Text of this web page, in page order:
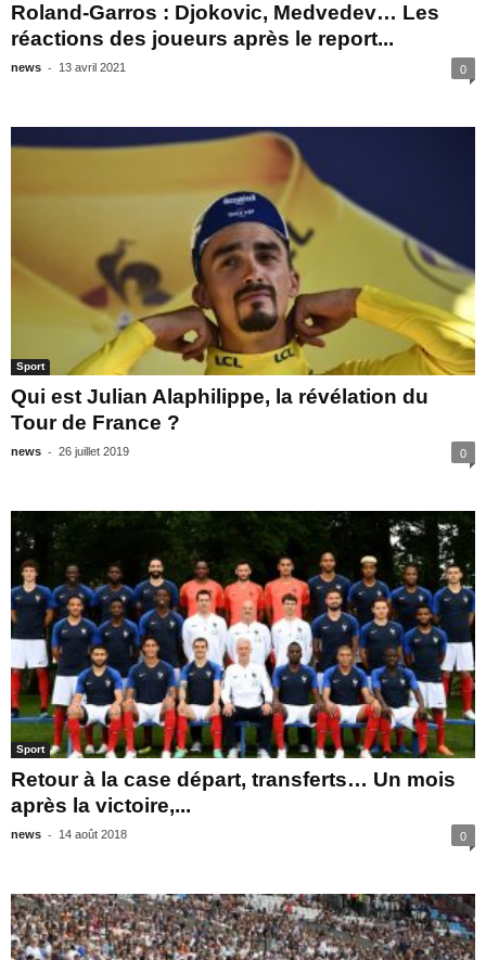
Roland-Garros : Djokovic, Medvedev… Les
réactions des joueurs après le report...
news - 13 avril 2021 0
Sport
Qui est Julian Alaphilippe, la révélation du
Tour de France ?
news - 26 juillet 2019 0
Sport
Retour à la case départ, transferts… Un mois
après la victoire,...
news - 14 août 2018 0